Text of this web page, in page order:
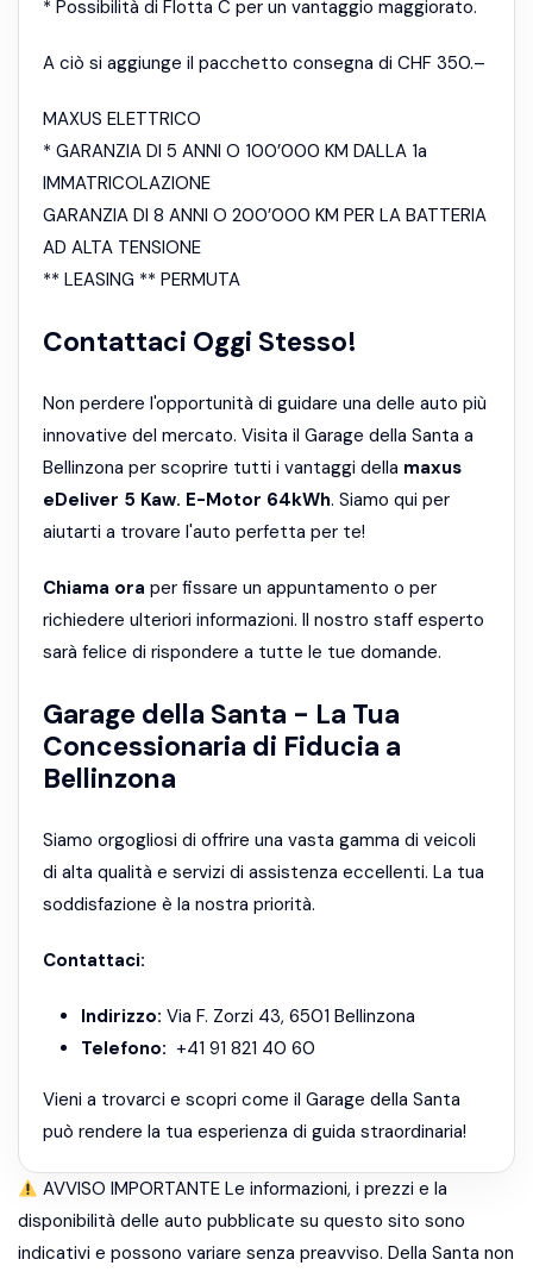
* Possibilità di Flotta C per un vantaggio maggiorato.
A ciò si aggiunge il pacchetto consegna di CHF 350.–
MAXUS ELETTRICO
* GARANZIA DI 5 ANNI O 100’000 KM DALLA 1a
IMMATRICOLAZIONE
GARANZIA DI 8 ANNI O 200’000 KM PER LA BATTERIA
AD ALTA TENSIONE
** LEASING ** PERMUTA
Contattaci Oggi Stesso!
Non perdere l'opportunità di guidare una delle auto più
innovative del mercato. Visita il Garage della Santa a
Bellinzona per scoprire tutti i vantaggi della maxus
eDeliver 5 Kaw. E-Motor 64kWh. Siamo qui per
aiutarti a trovare l'auto perfetta per te!
Chiama ora per fissare un appuntamento o per
richiedere ulteriori informazioni. Il nostro staff esperto
sarà felice di rispondere a tutte le tue domande.
Garage della Santa - La Tua
Concessionaria di Fiducia a
Bellinzona
Siamo orgogliosi di offrire una vasta gamma di veicoli
di alta qualità e servizi di assistenza eccellenti. La tua
soddisfazione è la nostra priorità.
Contattaci:
Indirizzo: Via F. Zorzi 43, 6501 Bellinzona
Telefono: +41 91 821 40 60
Vieni a trovarci e scopri come il Garage della Santa
può rendere la tua esperienza di guida straordinaria!
AVVISO IMPORTANTE Le informazioni, i prezzi e la
disponibilità delle auto pubblicate su questo sito sono
indicativi e possono variare senza preavviso. Della Santa non